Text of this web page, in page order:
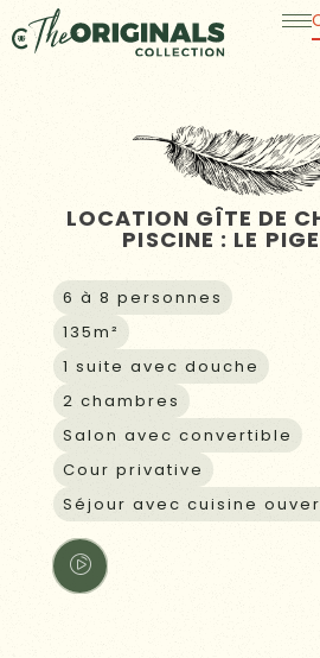
au
contenu
LOCATION GÎTE DE
PISCINE : LE
6 à 8 personnes
135m²
1 suite avec douche
2 chambres
Salon avec convertible
Cour privative
Séjour avec cuisine